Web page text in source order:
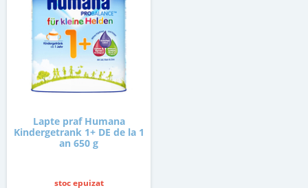
Lapte praf Humana
Kindergetrank 1+ DE de la 1
an 650 g
stoc epuizat